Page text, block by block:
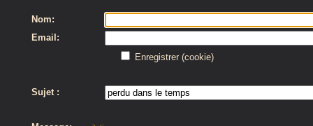
Nom:
Email:
Enregistrer (cookie)
Sujet :